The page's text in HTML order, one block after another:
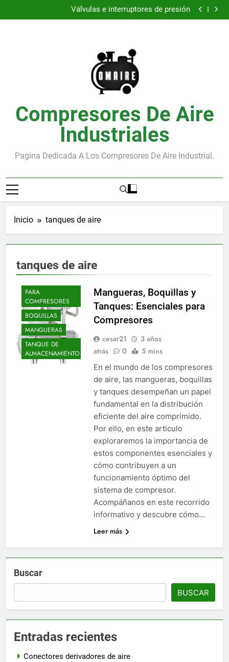
al
Válvulas e interruptores de presión
Secador de aire en compresores
Secador de aire en compresores
Los Silenciadores de Compresores: Reducción del
Compresores De Aire
Industriales
Pagina Dedicada A Los Compresores De Aire Industrial.
Inicio tanques de aire
tanques de aire
PARA
COMPRESORES
BOQUILLAS
MANGUERAS
TANQUE DE
ALMACENAMIENTO
Mangueras, Boquillas y
Tanques: Esenciales para
Compresores
cesar21
3 años
atrás
0 5 mins
En el mundo de los compresores
de aire, las mangueras, boquillas
y tanques desempeñan un papel
fundamental en la distribución
eficiente del aire comprimido.
Por ello, en este articulo
exploraremos la importancia de
estos componentes esenciales y
cómo contribuyen a un
funcionamiento óptimo del
sistema de compresor.
Acompáñanos en este recorrido
informativo y descubre cómo…
Leer más
Buscar
BUSCAR
Entradas recientes
Conectores derivadores de aire